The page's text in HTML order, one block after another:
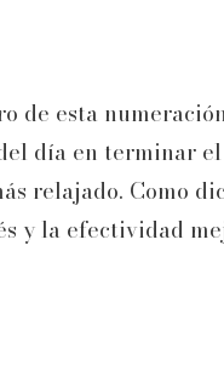
de esta
día en terminar
relajado. Como
y la efectividad